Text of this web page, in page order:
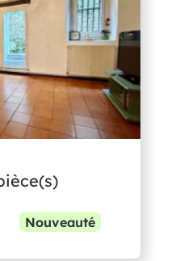
Nouveauté